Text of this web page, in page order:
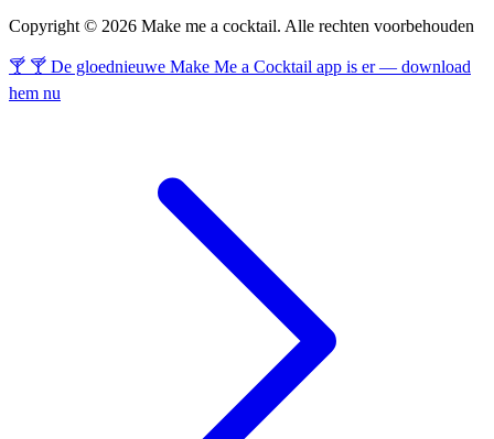
Copyright © 2026 Make me a cocktail. Alle rechten voorbehouden
🍸 🍸 De gloednieuwe Make Me a Cocktail app is er — download
hem nu